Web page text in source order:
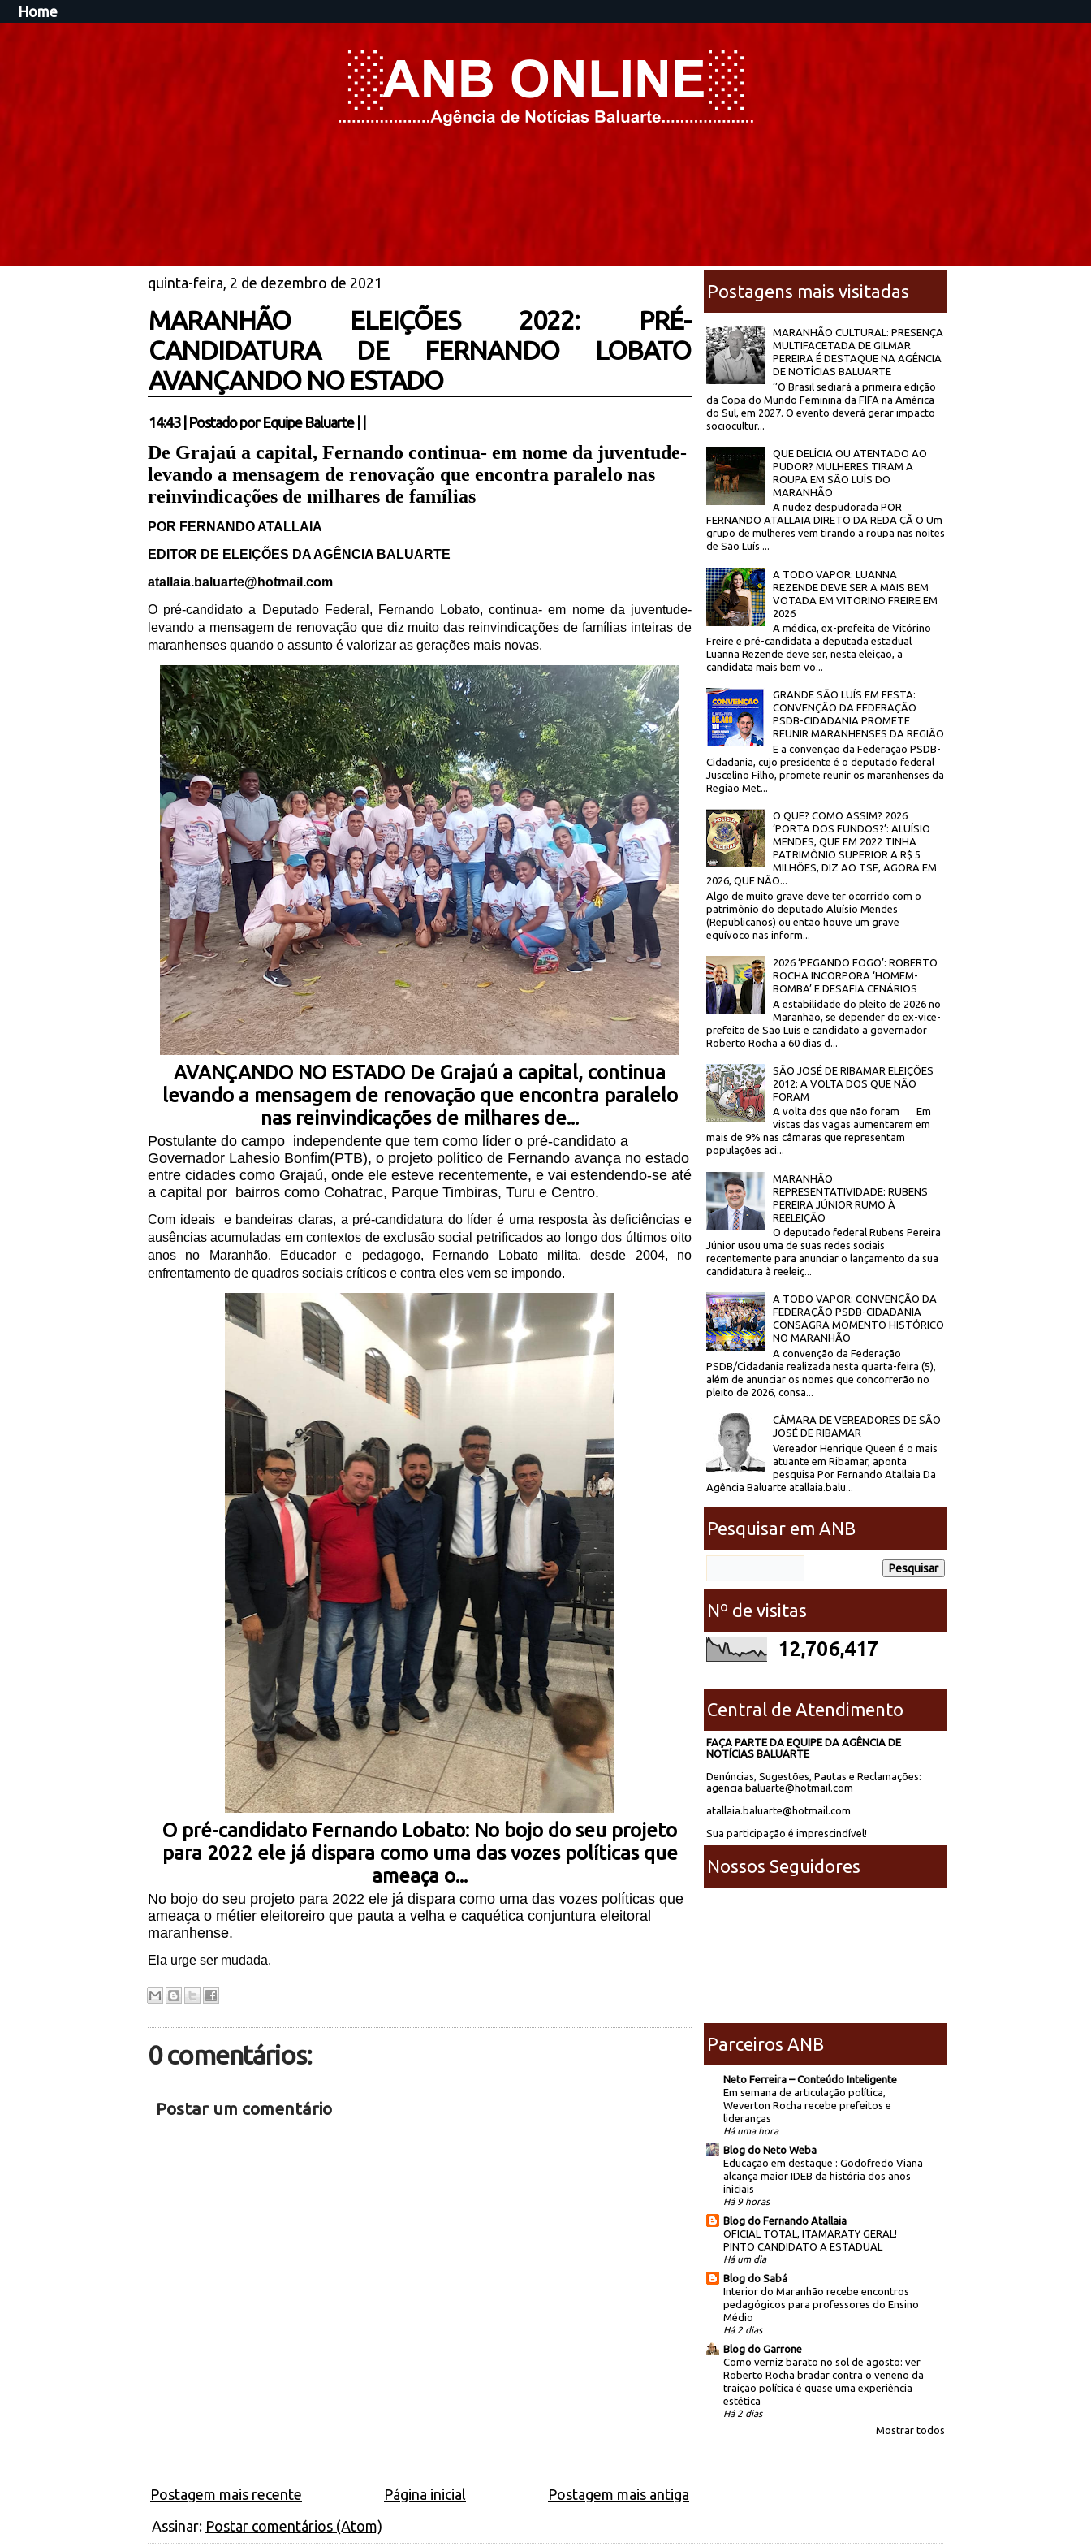
Home
quinta-feira, 2 de dezembro de 2021
MARANHÃO ELEIÇÕES 2022: PRÉ-
CANDIDATURA DE FERNANDO LOBATO
AVANÇANDO NO ESTADO
14:43| Postado por Equipe Baluarte
De Grajaú a capital, Fernando continua- em nome da juventude-
levando a mensagem de renovação que encontra paralelo nas
reinvindicações de milhares de famílias
POR FERNANDO ATALLAIA
EDITOR DE ELEIÇÕES DA AGÊNCIA BALUARTE
atallaia.baluarte@hotmail.com
O pré-candidato a Deputado Federal, Fernando Lobato, continua- em nome da juventude-
levando a mensagem de renovação que diz muito das reinvindicações de famílias inteiras de
maranhenses quando o assunto é valorizar as gerações mais novas.
AVANÇANDO NO ESTADO De Grajaú a capital, continua
levando a mensagem de renovação que encontra paralelo
nas reinvindicações de milhares de...
Postulante do campo independente que tem como líder o pré-candidato a
Governador Lahesio Bonfim(PTB), o projeto político de Fernando avança no estado
entre cidades como Grajaú, onde ele esteve recentemente, e vai estendendo-se até
a capital por bairros como Cohatrac, Parque Timbiras, Turu e Centro.
Com ideais
e bandeiras claras, a pré-candidatura do líder é uma resposta às deficiências e
ausências acumuladas em contextos de exclusão social petrificados ao longo dos últimos oito
anos no Maranhão. Educador e pedagogo, Fernando Lobato milita, desde 2004, no
enfrentamento de quadros sociais críticos e contra eles vem se impondo.
O pré-candidato Fernando Lobato: No bojo do seu projeto
para 2022 ele já dispara como uma das vozes políticas que
ameaça o...
No bojo do seu projeto para 2022 ele já dispara como uma das vozes políticas que
ameaça o métier eleitoreiro que pauta a velha e caquética conjuntura eleitoral
maranhense.
Ela urge ser mudada.
0 comentários:
Postar um comentário
Postagem mais recente Postagem mais antiga
Página inicial
Assinar: Postar comentários (Atom)
Postagens mais visitadas
MARANHÃO CULTURAL: PRESENÇA
MULTIFACETADA DE GILMAR
PEREIRA É DESTAQUE NA AGÊNCIA
DE NOTÍCIAS BALUARTE
‘’O Brasil sediará a primeira edição
da Copa do Mundo Feminina da FIFA na América
do Sul, em 2027. O evento deverá gerar impacto
sociocultur...
QUE DELÍCIA OU ATENTADO AO
PUDOR? MULHERES TIRAM A
ROUPA EM SÃO LUÍS DO
MARANHÃO
A nudez despudorada POR
FERNANDO ATALLAIA DIRETO DA REDA ÇÃ O Um
grupo de mulheres vem tirando a roupa nas noites
de São Luís ...
A TODO VAPOR: LUANNA
REZENDE DEVE SER A MAIS BEM
VOTADA EM VITORINO FREIRE EM
2026
A médica, ex-prefeita de Vitórino
Freire e pré-candidata a deputada estadual
Luanna Rezende deve ser, nesta eleição, a
candidata mais bem vo...
GRANDE SÃO LUÍS EM FESTA:
CONVENÇÃO DA FEDERAÇÃO
PSDB-CIDADANIA PROMETE
REUNIR MARANHENSES DA REGIÃO
E a convenção da Federação PSDB-
Cidadania, cujo presidente é o deputado federal
Juscelino Filho, promete reunir os maranhenses da
Região Met...
O QUE? COMO ASSIM? 2026
‘PORTA DOS FUNDOS?’: ALUÍSIO
MENDES, QUE EM 2022 TINHA
PATRIMÔNIO SUPERIOR A R$ 5
MILHÕES, DIZ AO TSE, AGORA EM
2026, QUE NÃO...
Algo de muito grave deve ter ocorrido com o
patrimônio do deputado Aluísio Mendes
(Republicanos) ou então houve um grave
equívoco nas inform...
2026 ‘PEGANDO FOGO’: ROBERTO
ROCHA INCORPORA ‘HOMEM-
BOMBA’ E DESAFIA CENÁRIOS
A estabilidade do pleito de 2026 no
Maranhão, se depender do ex-vice-
prefeito de São Luís e candidato a governador
Roberto Rocha a 60 dias d...
SÃO JOSÉ DE RIBAMAR ELEIÇÕES
2012: A VOLTA DOS QUE NÃO
FORAM
A volta dos que não foram Em
vistas das vagas aumentarem em
mais de 9% nas câmaras que representam
populações aci...
MARANHÃO
REPRESENTATIVIDADE: RUBENS
PEREIRA JÚNIOR RUMO À
REELEIÇÃO
O deputado federal Rubens Pereira
Júnior usou uma de suas redes sociais
recentemente para anunciar o lançamento da sua
candidatura à reeleiç...
A TODO VAPOR: CONVENÇÃO DA
FEDERAÇÃO PSDB-CIDADANIA
CONSAGRA MOMENTO HISTÓRICO
NO MARANHÃO
A convenção da Federação
PSDB/Cidadania realizada nesta quarta-feira (5),
além de anunciar os nomes que concorrerão no
pleito de 2026, consa...
CÂMARA DE VEREADORES DE SÃO
JOSÉ DE RIBAMAR
Vereador Henrique Queen é o mais
atuante em Ribamar, aponta
pesquisa Por Fernando Atallaia Da
Agência Baluarte atallaia.balu...
Pesquisar em ANB
Nº de visitas
12,706,417
Central de Atendimento
FAÇA PARTE DA EQUIPE DA AGÊNCIA DE
NOTÍCIAS BALUARTE
Denúncias, Sugestões, Pautas e Reclamações:
agencia.baluarte@hotmail.com
atallaia.baluarte@hotmail.com
Sua participação é imprescindível!
Nossos Seguidores
Parceiros ANB
Neto Ferreira – Conteúdo Inteligente
Em semana de articulação política,
Weverton Rocha recebe prefeitos e
lideranças
Há uma hora
Blog do Neto Weba
Educação em destaque : Godofredo Viana
alcança maior IDEB da história dos anos
iniciais
Há 9 horas
Blog do Fernando Atallaia
OFICIAL TOTAL, ITAMARATY GERAL!
PINTO CANDIDATO A ESTADUAL
Há um dia
Blog do Sabá
Interior do Maranhão recebe encontros
pedagógicos para professores do Ensino
Médio
Há 2 dias
Blog do Garrone
Como verniz barato no sol de agosto: ver
Roberto Rocha bradar contra o veneno da
traição política é quase uma experiência
estética
Há 2 dias
Mostrar todos